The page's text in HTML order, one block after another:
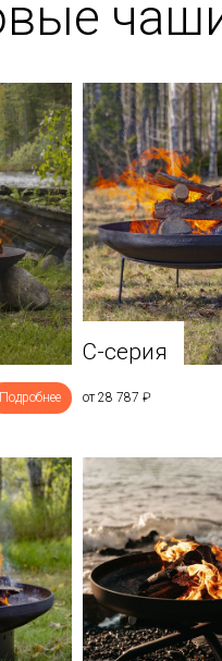
Подробнее
C-серия
от 28 787 ₽